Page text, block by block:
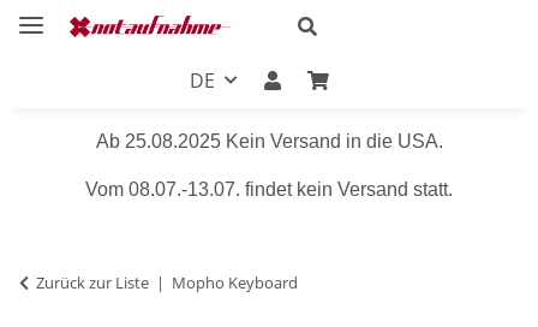
DE
Ab 25.08.2025 Kein Versand in die USA.
Vom 08.07.-13.07. findet kein Versand statt.
Zurück zur Liste Mopho Keyboard